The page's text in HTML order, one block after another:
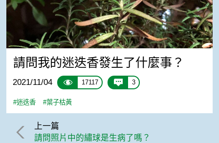
請問我的迷迭香發生了什麼事？
2021/11/04 17117 3
#迷迭香 #葉子枯黃
上一篇
請問照片中的繡球是生病了嗎？